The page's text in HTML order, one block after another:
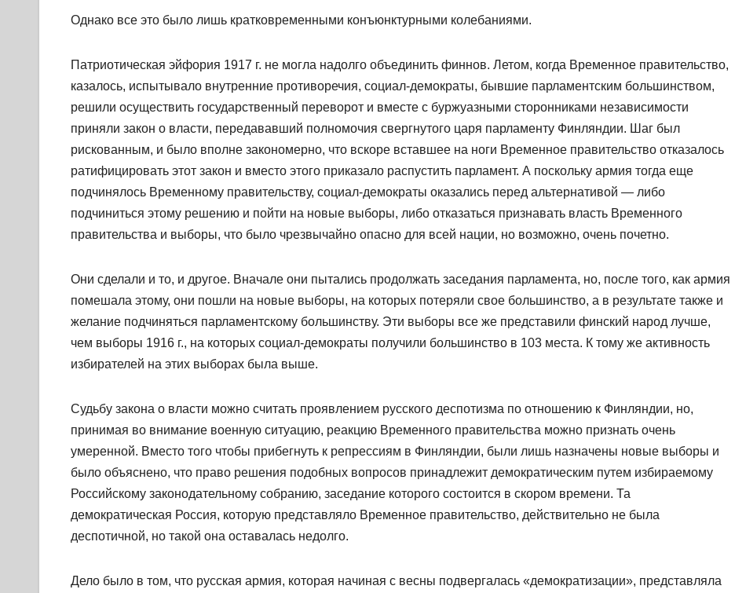
Однако все это было лишь кратковременными конъюнктурными колебаниями.
Патриотическая эйфория 1917 г. не могла надолго объединить финнов. Летом, когда Временное правительство,
казалось, испытывало внутренние противоречия, социал-демократы, бывшие парламентским большинством,
решили осуществить государственный переворот и вместе с буржуазными сторонниками независимости
приняли закон о власти, передававший полномочия свергнутого царя парламенту Финляндии. Шаг был
рискованным, и было вполне закономерно, что вскоре вставшее на ноги Временное правительство отказалось
ратифицировать этот закон и вместо этого приказало распустить парламент. А поскольку армия тогда еще
подчинялось Временному правительству, социал-демократы оказались перед альтернативой — либо
подчиниться этому решению и пойти на новые выборы, либо отказаться признавать власть Временного
правительства и выборы, что было чрезвычайно опасно для всей нации, но возможно, очень почетно.
Они сделали и то, и другое. Вначале они пытались продолжать заседания парламента, но, после того, как армия
помешала этому, они пошли на новые выборы, на которых потеряли свое большинство, а в результате также и
желание подчиняться парламентскому большинству. Эти выборы все же представили финский народ лучше,
чем выборы 1916 г., на которых социал-демократы получили большинство в 103 места. К тому же активность
избирателей на этих выборах была выше.
Судьбу закона о власти можно считать проявлением русского деспотизма по отношению к Финляндии, но,
принимая во внимание военную ситуацию, реакцию Временного правительства можно признать очень
умеренной. Вместо того чтобы прибегнуть к репрессиям в Финляндии, были лишь назначены новые выборы и
было объяснено, что право решения подобных вопросов принадлежит демократическим путем избираемому
Российскому законодательному собранию, заседание которого состоится в скором времени. Та
демократическая Россия, которую представляло Временное правительство, действительно не была
деспотичной, но такой она оставалась недолго.
Дело было в том, что русская армия, которая начиная с весны подвергалась «демократизации», представляла